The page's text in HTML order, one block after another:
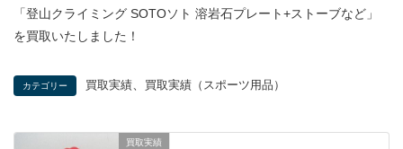
「登山クライミング SOTOソト 溶岩石プレート+ストーブなど」
を買取いたしました！
カテゴリー 買取実績 買取実績（スポーツ用品）
買取実績